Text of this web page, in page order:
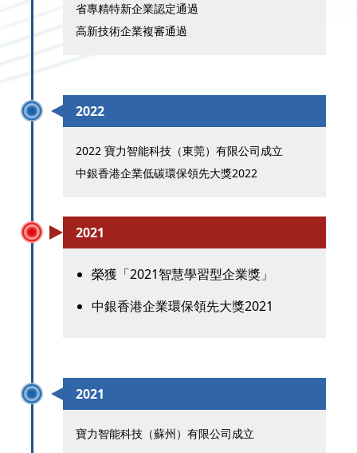
省專精特新企業認定通過
高新技術企業複審通過
2022
2022 寶力智能科技（東莞）有限公司成立
中銀香港企業低碳環保領先大獎2022
2021
榮獲「2021智慧學習型企業獎」
中銀香港企業環保領先大獎2021
2021
寶力智能科技（蘇州）有限公司成立